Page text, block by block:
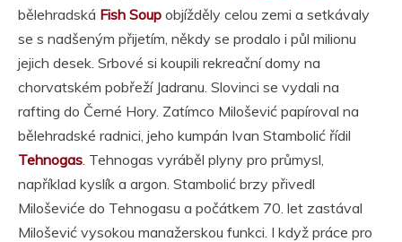
bělehradská Fish Soup objížděly celou zemi a setkávaly
se s nadšeným přijetím, někdy se prodalo i půl milionu
jejich desek. Srbové si koupili rekreační domy na
chorvatském pobřeží Jadranu. Slovinci se vydali na
rafting do Černé Hory. Zatímco Milošević papíroval na
bělehradské radnici, jeho kumpán Ivan Stambolić řídil
Tehnogas . Tehnogas vyráběl plyny pro průmysl,
například kyslík a argon. Stambolić brzy přivedl
Miloševiće do Tehnogasu a počátkem 70. let zastával
Milošević vysokou manažerskou funkci. I když práce pro